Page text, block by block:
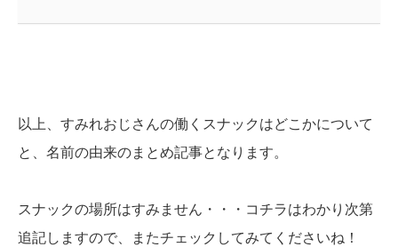
以上、すみれおじさんの働くスナックはどこかについて
と、名前の由来のまとめ記事となります。
スナックの場所はすみません・・・コチラはわかり次第
追記しますので、またチェックしてみてくださいね！